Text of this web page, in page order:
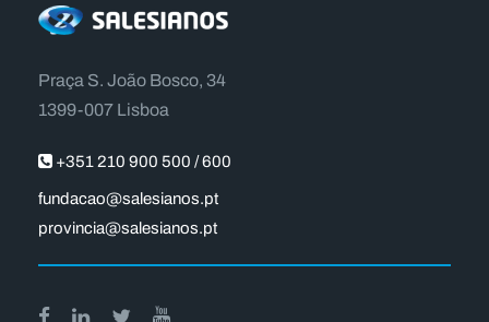
Praça S. João Bosco, 34
1399-007 Lisboa
+351 210 900 500 / 600
fundacao@salesianos.pt
provincia@salesianos.pt